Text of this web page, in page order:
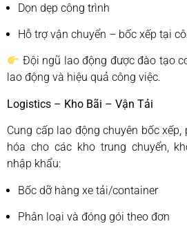
Dọn dẹp công trình
Hỗ trợ vận chuyển – bốc xếp tại
Đội ngũ lao động được đào tạo
lao động và hiệu quả công việc.
Logistics – Kho Bãi – Vận Tải
Cung cấp lao động chuyên bốc
hóa cho các kho trung chuyển,
nhập khẩu:
Bốc dỡ hàng xe tải/container
Phân loại và đóng gói theo đơn